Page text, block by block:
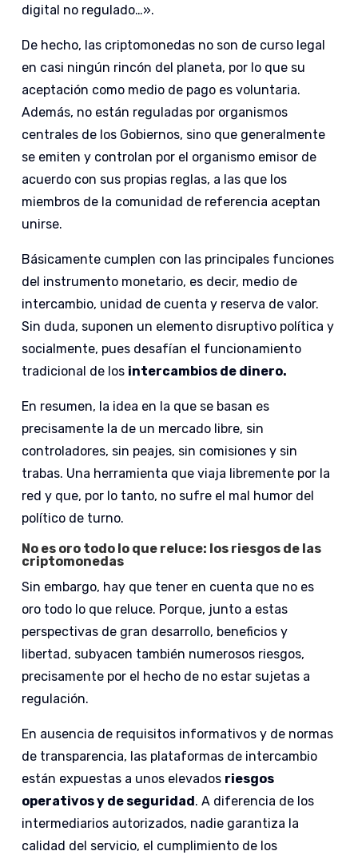
digital no regulado…».
De hecho, las criptomonedas no son de curso legal
en casi ningún rincón del planeta, por lo que su
aceptación como medio de pago es voluntaria.
Además, no están reguladas por organismos
centrales de los Gobiernos, sino que generalmente
se emiten y controlan por el organismo emisor de
acuerdo con sus propias reglas, a las que los
miembros de la comunidad de referencia aceptan
unirse.
Básicamente cumplen con las principales funciones
del instrumento monetario, es decir, medio de
intercambio, unidad de cuenta y reserva de valor.
Sin duda, suponen un elemento disruptivo política y
socialmente, pues desafían el funcionamiento
tradicional de los intercambios de dinero.
En resumen, la idea en la que se basan es
precisamente la de un mercado libre, sin
controladores, sin peajes, sin comisiones y sin
trabas. Una herramienta que viaja libremente por la
red y que, por lo tanto, no sufre el mal humor del
político de turno.
No es oro todo lo que reluce: los riesgos de las
criptomonedas
Sin embargo, hay que tener en cuenta que no es
oro todo lo que reluce. Porque, junto a estas
perspectivas de gran desarrollo, beneficios y
libertad, subyacen también numerosos riesgos,
precisamente por el hecho de no estar sujetas a
regulación.
En ausencia de requisitos informativos y de normas
de transparencia, las plataformas de intercambio
están expuestas a unos elevados riesgos
operativos y de seguridad. A diferencia de los
intermediarios autorizados, nadie garantiza la
calidad del servicio, el cumplimiento de los